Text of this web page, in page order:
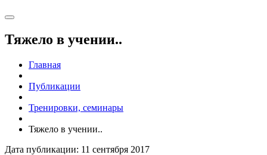
Тяжело в учении..
Главная
Публикации
Тренировки, семинары
Тяжело в учении..
Дата публикации: 11 сентября 2017